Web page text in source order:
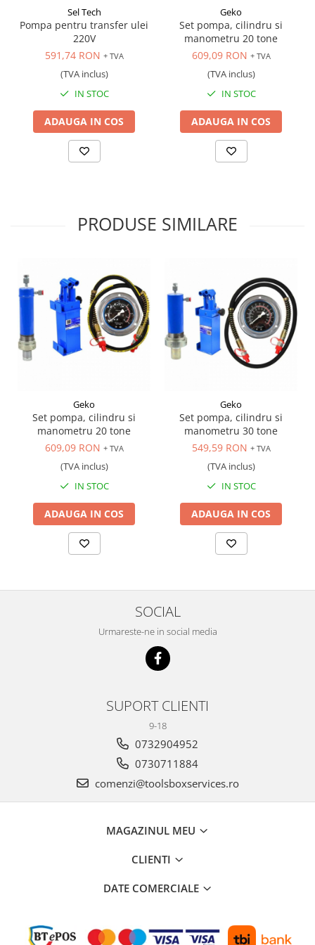
Scule transmisie
Set / trusa chei tubulare
Set burghie si freze
Set chei
Set prelungitoare
Set surubelnite
Testare cuplu dinamometric de
strangere
Trusa / Set tarozi si filiere
Sel Tech
Pompa pentru transfer ulei
220V
591,74 RON + TVA
(TVA inclus)
IN STOC
ADAUGA IN COS
Geko
Set pompa, cilindru si
manometru 20 tone
609,09 RON + TVA
(TVA inclus)
IN STOC
ADAUGA IN COS
PRODUSE SIMILARE
Geko
Set pompa, cilindru si
manometru 20 tone
609,09 RON + TVA
(TVA inclus)
IN STOC
ADAUGA IN COS
Geko
Set pompa, cilindru si
manometru 30 tone
549,59 RON + TVA
(TVA inclus)
IN STOC
ADAUGA IN COS
SOCIAL
Urmareste-ne in social media
SUPORT CLIENTI
9-18
0732904952
0730711884
comenzi@toolsboxservices.ro
MAGAZINUL MEU
CLIENTI
DATE COMERCIALE